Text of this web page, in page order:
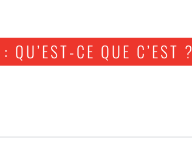
QU’EST-CE QUE C’EST ?